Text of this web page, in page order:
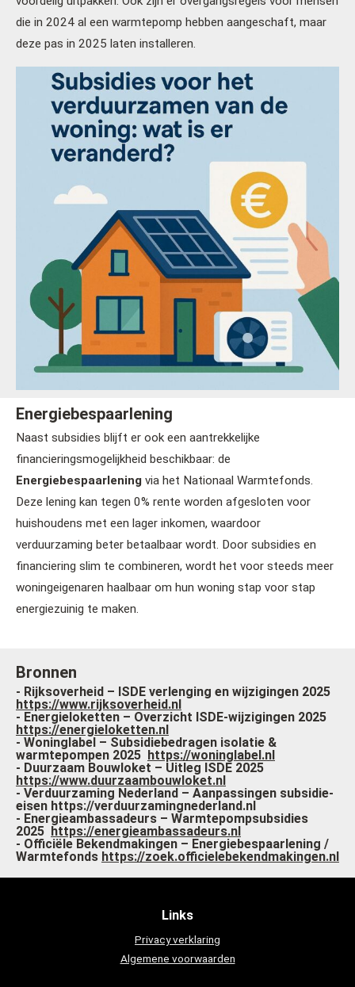
die in 2024 al een warmtepomp hebben aangeschaft, maar
deze pas in 2025 laten installeren.
Energiebespaarlening
Naast subsidies blijft er ook een aantrekkelijke
financieringsmogelijkheid beschikbaar: de
Energiebespaarlening via het Nationaal Warmtefonds.
Deze lening kan tegen 0% rente worden afgesloten voor
huishoudens met een lager inkomen, waardoor
verduurzaming beter betaalbaar wordt. Door subsidies en
financiering slim te combineren, wordt het voor steeds meer
woningeigenaren haalbaar om hun woning stap voor stap
energiezuinig te maken.
Bronnen
- Rijksoverheid – ISDE verlenging en wijzigingen 2025
https://www.rijksoverheid.nl
- Energieloketten – Overzicht ISDE-wijzigingen 2025
https://energieloketten.nl
- Woninglabel – Subsidiebedragen isolatie &
warmtepompen 2025 https://woninglabel.nl
- Duurzaam Bouwloket – Uitleg ISDE 2025
https://www.duurzaambouwloket.nl
- Verduurzaming Nederland – Aanpassingen subsidie-
eisen https://verduurzamingnederland.nl
- Energieambassadeurs – Warmtepompsubsidies
2025 https://energieambassadeurs.nl
- Officiële Bekendmakingen – Energiebespaarlening /
Warmtefonds https://zoek.officielebekendmakingen.nl
Links
Privacy verklaring
Algemene voorwaarden